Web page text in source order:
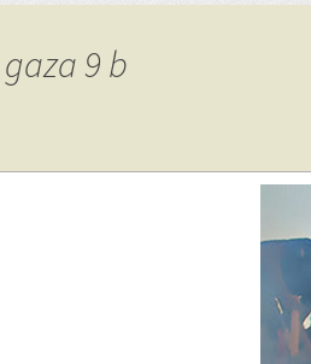
gaza 9 b